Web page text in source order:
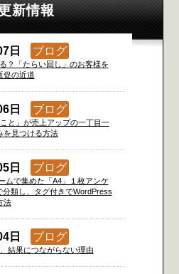
新情報
日 ブログ
？「たらい回し」のお客様を
促の近道
日 ブログ
と」が売上アップの一丁目一
を見つける方法
日 ブログ
ムで集めた「A4」１枚アンケ
分類し、タグ付きでWordPress
法
日 ブログ
結果につながらない理由